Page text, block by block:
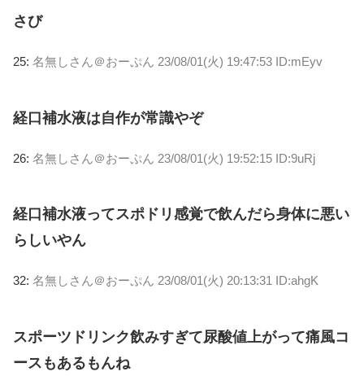
さび
25: 名無しさん＠おーぷん 23/08/01(火) 19:47:53 ID:mEyv
経口補水液は自作が常識やぞ
26: 名無しさん＠おーぷん 23/08/01(火) 19:52:15 ID:9uRj
経口補水液ってスポドリ感覚で飲んだら身体に悪い
らしいやん
32: 名無しさん＠おーぷん 23/08/01(火) 20:13:31 ID:ahgK
スポーツドリンク飲みすぎて尿酸値上がって痛風コ
ースもあるもんね